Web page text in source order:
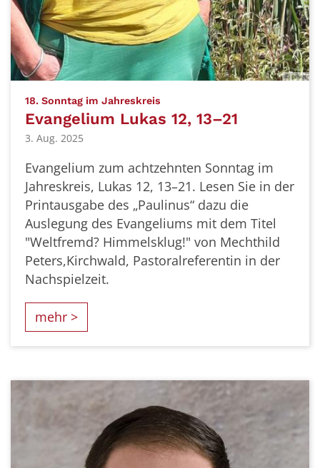
© privat
18. Sonntag im Jahreskreis
Evangelium Lukas 12, 13–21
3. Aug. 2025
Evangelium zum achtzehnten Sonntag im
Jahreskreis, Lukas 12, 13–21. Lesen Sie in der
Printausgabe des „Paulinus“ dazu die
Auslegung des Evangeliums mit dem Titel
"Weltfremd? Himmelsklug!" von Mechthild
Peters,Kirchwald, Pastoralreferentin in der
Nachspielzeit.
mehr >